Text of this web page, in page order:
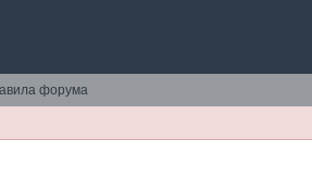
форума